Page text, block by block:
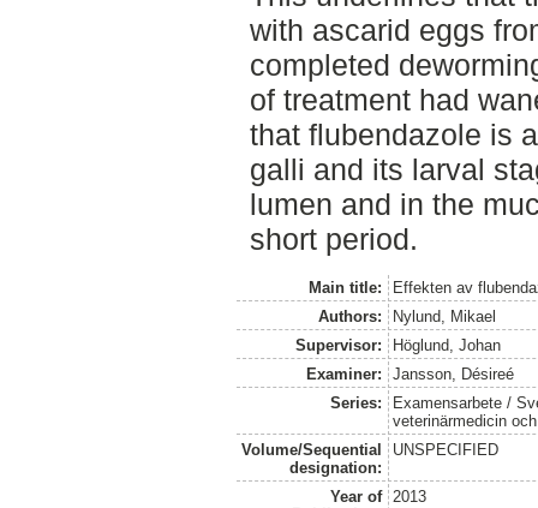
with ascarid eggs
completed
of treatment had
that flubendazole is
galli and its larval
lumen and in the
short period.
Main title:
Effekten av
Authors:
Nylund, Mikael
Supervisor:
Höglund, Johan
Examiner:
Jansson, Désireé
Series:
Examensarbete /
veterinärmedicin
Volume/Sequential
designation:
UNSPECIFIED
Year of
2013